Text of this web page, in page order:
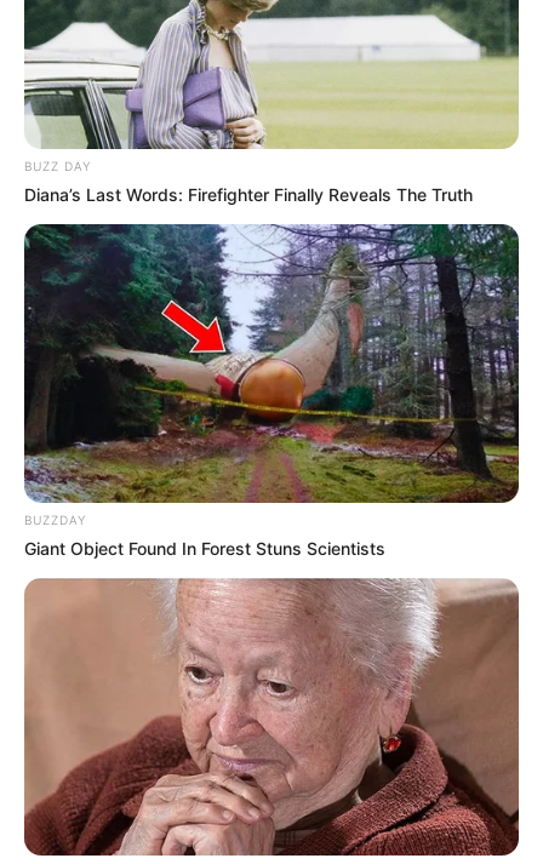
BUZZ DAY
Diana’s Last Words: Firefighter Finally Reveals The Truth
BUZZDAY
Giant Object Found In Forest Stuns Scientists